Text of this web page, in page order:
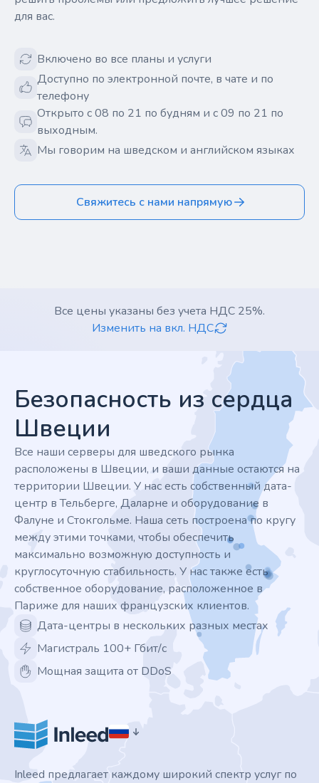
для вас.
Включено во все планы и услуги
Доступно по электронной почте, в чате и по
телефону
Открыто с 08 по 21 по будням и с 09 по 21 по
выходным.
Мы говорим на шведском и английском языках
Свяжитесь с нами напрямую
Все цены указаны без учета НДС 25%.
Изменить на вкл. НДС
Безопасность из сердца
Швеции
Все наши серверы для шведского рынка
расположены в Швеции, и ваши данные остаются на
территории Швеции. У нас есть собственный дата-
центр в Тельберге, Даларне и оборудование в
Фалуне и Стокгольме. Наша сеть построена по кругу
между этими точками, чтобы обеспечить
максимально возможную доступность и
круглосуточную стабильность. У нас также есть
собственное оборудование, расположенное в
Париже для наших французских клиентов.
Дата-центры в нескольких разных местах
Магистраль 100+ Гбит/с
Мощная защита от DDoS
Inleed предлагает каждому широкий спектр услуг по